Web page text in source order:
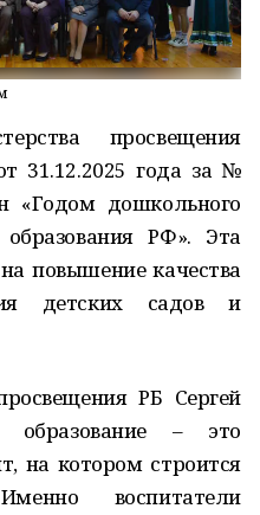
просвещения
31.12.2025 года за №
«Годом дошкольного
РФ». Эта
повышение качества
детских садов и
РБ Сергей
образование – это
на котором строится
воспитатели